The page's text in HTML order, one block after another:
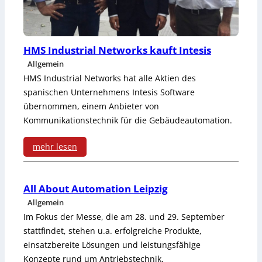
s
u
n
g
i
n
D
r
s
d
e
n
w
e
c
h
s
e
b
e
C
o
HMS Industrial Networks kauft Intesis
Allgemein
HMS Industrial Networks hat alle Aktien des
spanischen Unternehmens Intesis Software
übernommen, einem Anbieter von
Kommunikationstechnik für die Gebäudeautomation.
mehr lesen
:
H
M
S
I
All About Automation Leipzig
Allgemein
Im Fokus der Messe, die am 28. und 29. September
stattfindet, stehen u.a. erfolgreiche Produkte,
einsatzbereite Lösungen und leistungsfähige
Konzepte rund um Antriebstechnik,